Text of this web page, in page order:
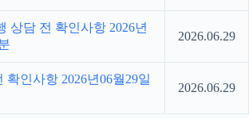
상담 전 확인사항 2026년
2026.06.29
확인사항 2026년06월29일
2026.06.29